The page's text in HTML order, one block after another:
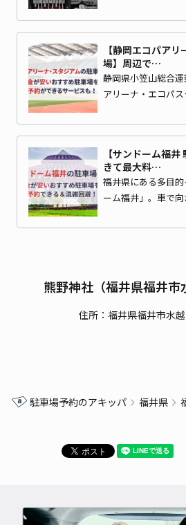
【静岡エコパア
場】周辺で…
静岡県小笠山総合
アリーナ・エコパ
【サンドーム福
きて最大料…
福井県にある多目
ーム福井」。車で
熊野神社（福井県福井市
住所：福井県福井市水
駐車場予約のアキッパ 福井県